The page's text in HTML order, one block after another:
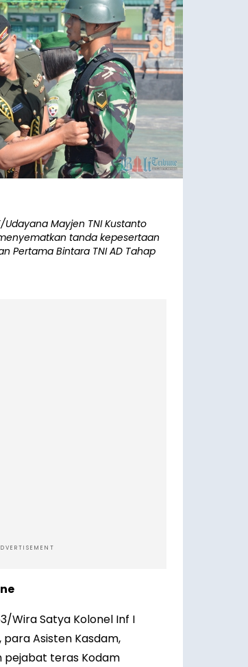
Udayana Mayjen TNI Kustanto
tanda kepesertaan
Pertama Bintara TNI AD Tahap
Wira Satya Kolonel Inf I
para Asisten Kasdam,
pejabat teras Kodam